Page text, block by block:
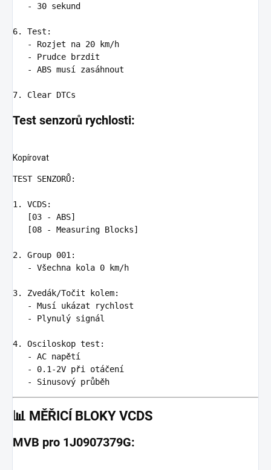
   -
30 sekund
6.
   -
   -
   -
ABS musí zasáhnout
7.
Test senzorů rychlosti:
Kopírovat
TEST SENZORŮ
1. VCDS:
[03 - ABS]
   [08 - Measuring Blocks]
2. Group 001 :
-
Všechna kola 0 km/h
3. Zvedák/Točit kolem:
-
Musí ukázat rychlost
-
Plynulý signál
4. Osciloskop test :
-
AC napětí
-
0.1-2V při otáčení
-
Sinusový průběh
📊 MĚŘICÍ BLOKY VCDS
MVB pro 1J0907379G: